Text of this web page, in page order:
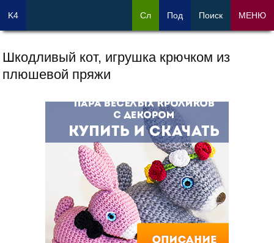
Шкодливый кот, игрушка крючком из
плюшевой пряжи
K4 Сл Под Поиск МЕНЮ